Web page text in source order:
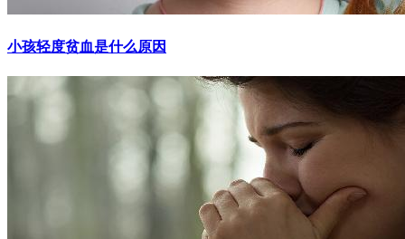
小孩轻度贫血是什么原因